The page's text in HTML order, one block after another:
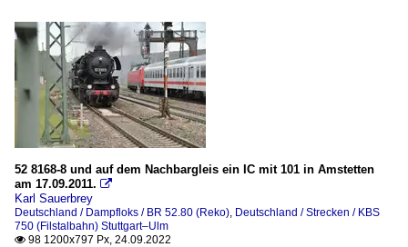
52 8168-8 und auf dem Nachbargleis ein IC mit 101 in Amstetten
am 17.09.2011. 
Karl Sauerbrey
Deutschland / Dampfloks / BR 52.80 (Reko), Deutschland / Strecken / KBS
750 (Filstalbahn) Stuttgart–Ulm
 98 1200x797 Px, 24.09.2022